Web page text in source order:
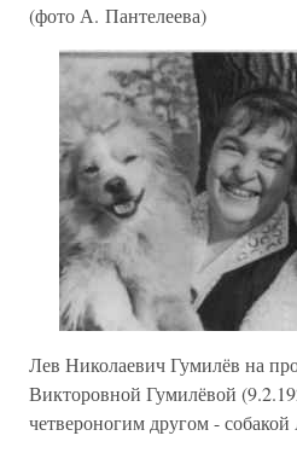
(фото А. Пантелеева)
Лев Николаевич Гумилёв на
Викторовной Гумилёвой
четвероногим другом -